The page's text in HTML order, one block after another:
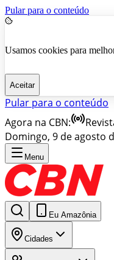
Pular para o conteúdo
Usamos cookies para
Aceitar
Pular para o conteúdo
Agora na CBN:
Domingo, 9 de agosto
Menu
Eu Amazônia
Cidades